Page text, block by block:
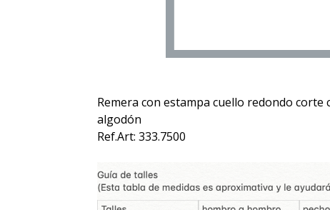
Remera con estampa cuello redondo corte
algodón
Ref.Art: 333.7500